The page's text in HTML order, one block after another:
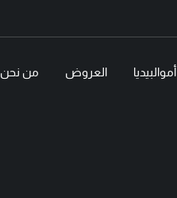
أموالبيديا العروض من نحن